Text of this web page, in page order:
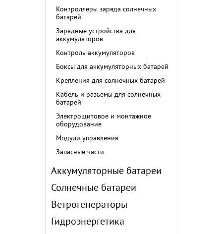
Контроллеры заряда солнечных
батарей
Зарядные устройства для
аккумуляторов
Контроль аккумуляторов
Боксы для аккумуляторных батарей
Крепления для солнечных батарей
Кабель и разъемы для солнечных
батарей
Электрощитовое и монтажное
оборудование
Модули управления
Запасные части
Аккумуляторные батареи
Солнечные батареи
Ветрогенераторы
Гидроэнергетика